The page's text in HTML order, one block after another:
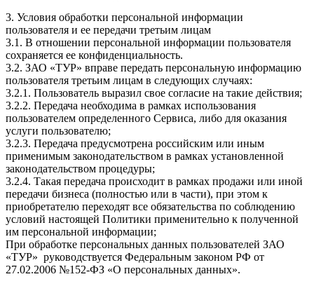
3. Условия обработки персональной информации
пользователя и ее передачи третьим лицам
3.1. В отношении персональной информации пользователя
сохраняется ее конфиденциальность.
3.2. ЗАО «ТУР» вправе передать персональную информацию
пользователя третьим лицам в следующих случаях:
3.2.1. Пользователь выразил свое согласие на такие действия;
3.2.2. Передача необходима в рамках использования
пользователем определенного Сервиса, либо для оказания
услуги пользователю;
3.2.3. Передача предусмотрена российским или иным
применимым законодательством в рамках установленной
законодательством процедуры;
3.2.4. Такая передача происходит в рамках продажи или иной
передачи бизнеса (полностью или в части), при этом к
приобретателю переходят все обязательства по соблюдению
условий настоящей Политики применительно к полученной
им персональной информации;
При обработке персональных данных пользователей ЗАО
«ТУР» руководствуется Федеральным законом РФ от
27.02.2006 №152-ФЗ «О персональных данных».